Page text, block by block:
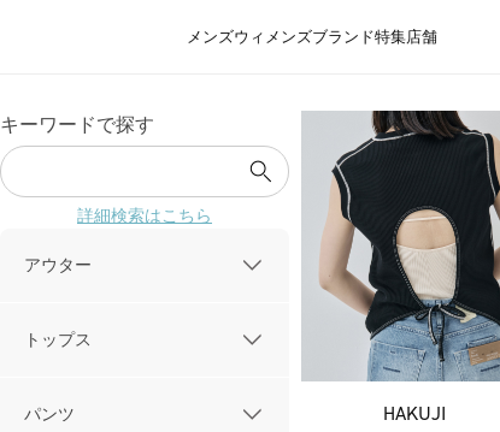
メンズウィメンズブランド特集店舗
キーワードで探す
詳細検索はこちら
アウター
トップス
パンツ HAKUJI